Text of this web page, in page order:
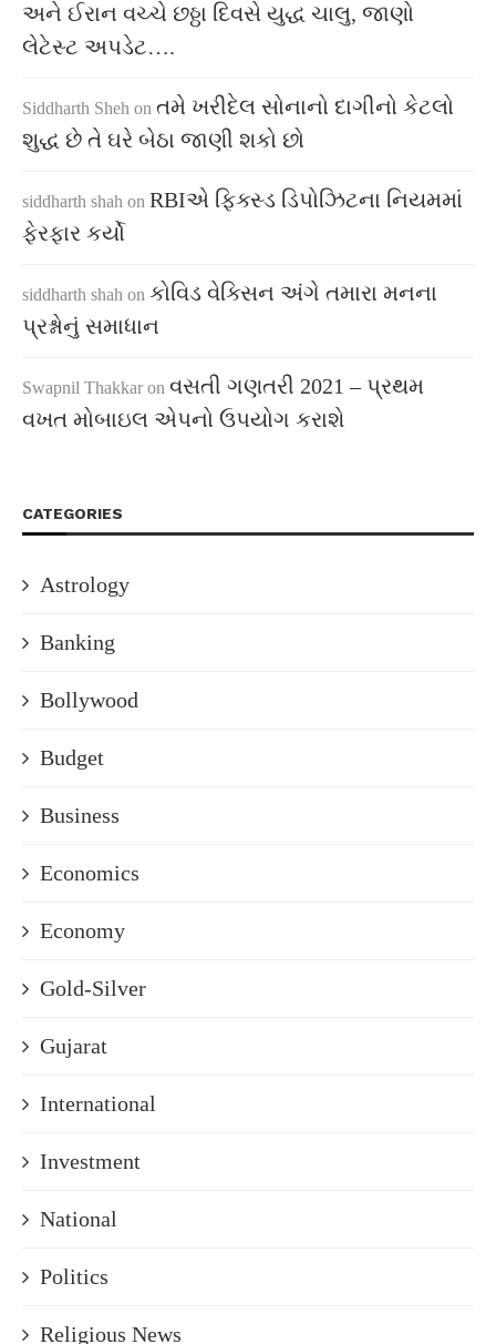
અને ઈરાન વચ્ચે છઠ્ઠા દિવસે યુદ્ધ ચાલુ, જાણો
લેટેસ્ટ અપડેટ….
Siddharth Sheh on તમે ખરીદેલ સોનાનો દાગીનો કેટલો
શુદ્ધ છે તે ઘરે બેઠા જાણી શકો છો
siddharth shah on RBIએ ફિક્સ્ડ ડિપોઝિટના નિયમમાં
ફેરફાર કર્યો
siddharth shah on કોવિડ વેક્સિન અંગે તમારા મનના
પ્રશ્નોનું સમાધાન
Swapnil Thakkar on વસતી ગણતરી 2021 – પ્રથમ
વખત મોબાઇલ એપનો ઉપયોગ કરાશે
CATEGORIES
Astrology
Banking
Bollywood
Budget
Business
Economics
Economy
Gold-Silver
Gujarat
International
Investment
National
Politics
Religious News